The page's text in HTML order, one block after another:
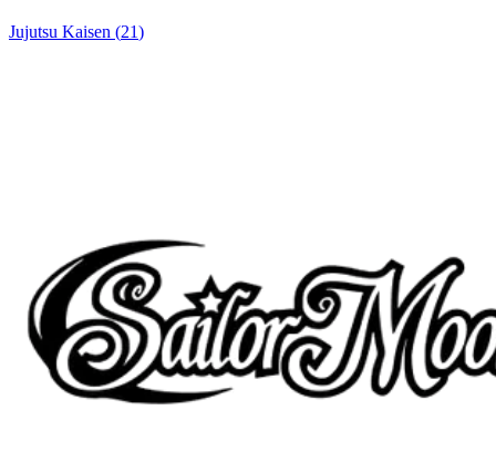
Jujutsu Kaisen (21)